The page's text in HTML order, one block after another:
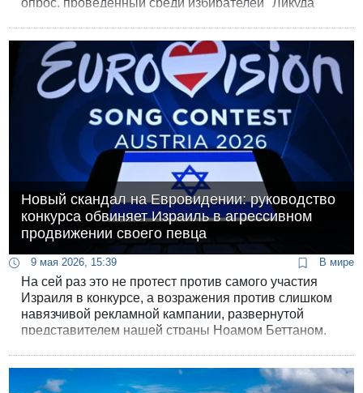
опрос, проведенный среди избирателей "Ликуда"
Новый скандал на Евровидении: руководство
конкурса обвиняет Израиль в агрессивном
продвижении своего певца
9 мая 2026, 15:39 В мире
На сей раз это не протест против самого участия
Израиля в конкурсе, а возражения против слишком
навязчивой рекламной кампании, развернутой
представителем нашей страны Ноамом Беттаном.